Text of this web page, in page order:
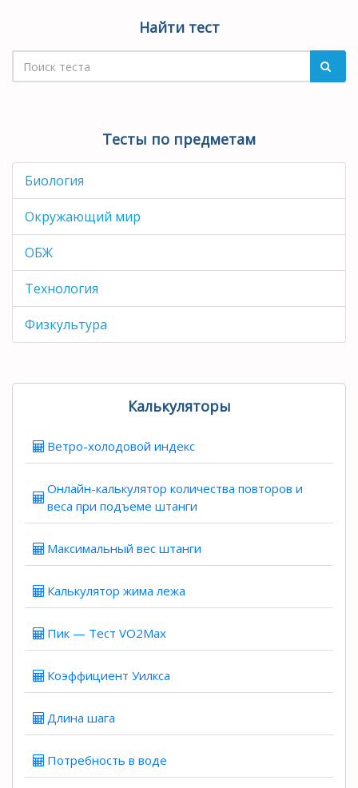
Найти тест
Тесты по предметам
Биология
Окружающий мир
ОБЖ
Технология
Физкультура
Калькуляторы
Ветро-холодовой индекс
Онлайн-калькулятор количества повторов и
веса при подъеме штанги
Максимальный вес штанги
Калькулятор жима лежа
Пик — Тест VO2Max
Коэффициент Уилкса
Длина шага
Потребность в воде